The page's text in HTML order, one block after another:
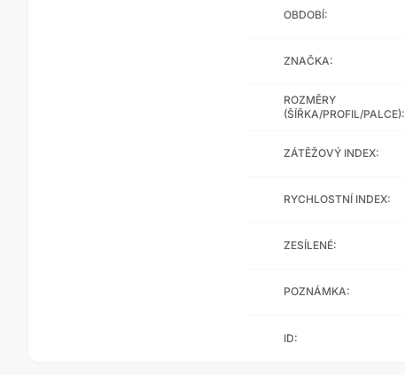
OBDOBÍ:
ZNAČKA:
ROZMĚRY
(ŠÍŘKA/PROFIL/PALCE):
ZÁTĚŽOVÝ INDEX:
RYCHLOSTNÍ INDEX:
ZESÍLENÉ:
POZNÁMKA:
ID: